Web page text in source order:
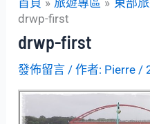
drwp-first
drwp-first
發佈留言 / 作者: Pierre /